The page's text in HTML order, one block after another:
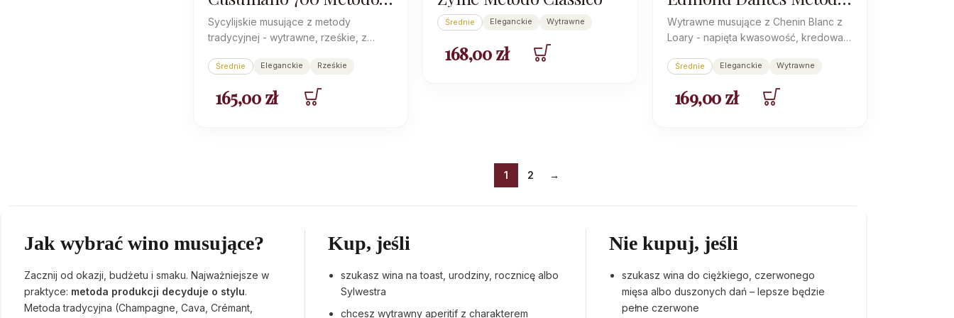
Classico
Sycylijskie musujące z metody
tradycyjnej - wytrawne, rześkie, z
słodkawej oczywistości Prosecco.
Średnie Eleganckie Rześkie
165,00zł
Średnie Eleganckie Wytrawne
168,00zł
Classico Brut
Wytrawne musujące z Chenin Blanc z
Loary - napięta kwasowość, kredowa
de blancs.
Średnie Eleganckie Wytrawne
169,00zł
1 2 →
Jak wybrać wino musujące?
Zacznij od okazji, budżetu i smaku. Najważniejsze w
praktyce: metoda produkcji decyduje o stylu.
Metoda tradycyjna (Champagne, Cava, Crémant,
Kup, jeśli
szukasz wina na toast, urodziny, rocznicę albo
Sylwestra
chcesz wytrawny aperitif z charakterem
Nie kupuj, jeśli
szukasz wina do ciężkiego, czerwonego
mięsa albo duszonych dań – lepsze będzie
pełne czerwone